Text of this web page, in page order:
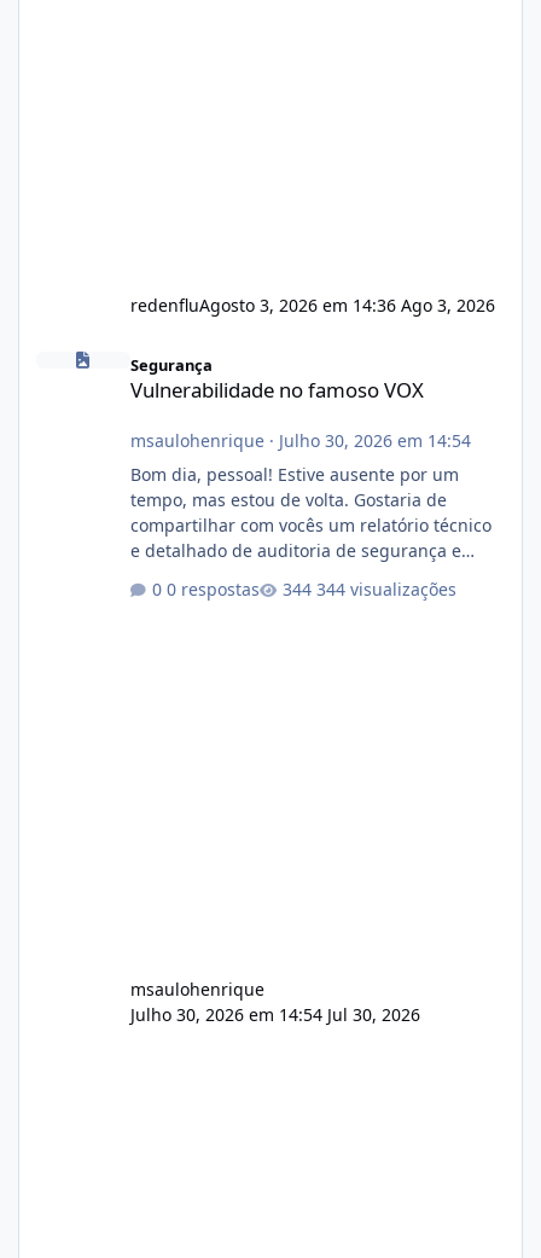
redenfluAgosto 3, 2026 em 14:36 Ago 3, 2026
Vulnerabilidade no famoso VOX
Segurança
Vulnerabilidade no famoso VOX
msaulohenrique· Julho 30, 2026 em 14:54
Bom dia, pessoal! Estive ausente por um
tempo, mas estou de volta. Gostaria de
compartilhar com vocês um relatório técnico
e detalhado de auditoria de segurança e
atualmente em circulação e comercialização
0 respostas 344 visualizações
msaulohenrique
Julho 30, 2026 em 14:54 Jul 30, 2026